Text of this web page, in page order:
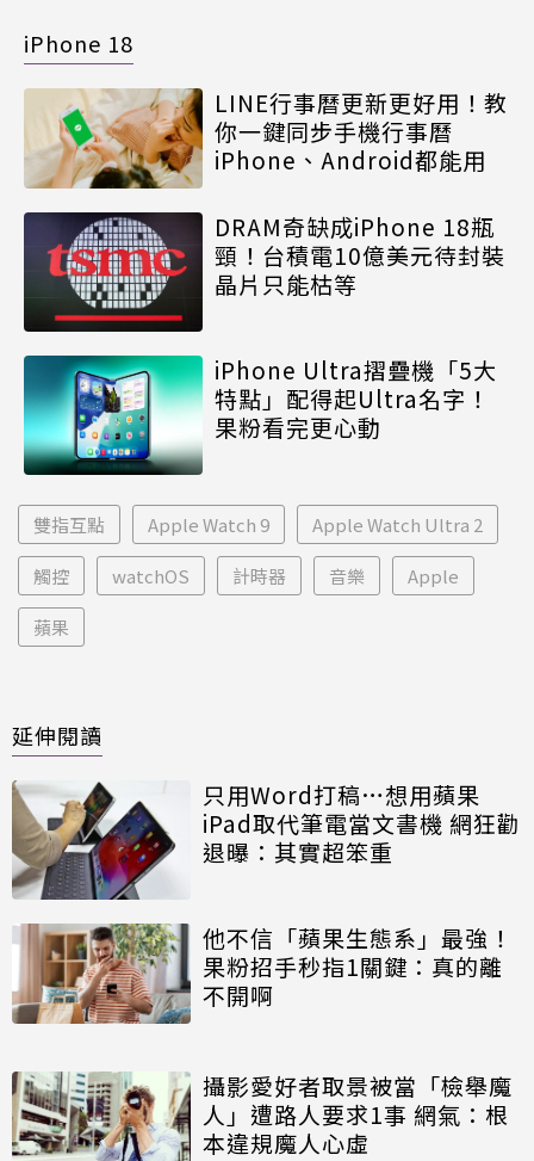
iPhone 18
LINE行事曆更新更好用！教
你一鍵同步手機行事曆
iPhone、Android都能用
DRAM奇缺成iPhone 18瓶
頸！台積電10億美元待封裝
晶片只能枯等
iPhone Ultra摺疊機「5大
特點」配得起Ultra名字！
果粉看完更心動
雙指互點 Apple Watch 9 Apple Watch Ultra 2
觸控 watchOS 計時器 音樂 Apple
蘋果
延伸閱讀
只用Word打稿…想用蘋果
iPad取代筆電當文書機 網狂勸
退曝：其實超笨重
他不信「蘋果生態系」最強！
果粉招手秒指1關鍵：真的離
不開啊
攝影愛好者取景被當「檢舉魔
人」遭路人要求1事 網氣：根
本違規魔人心虛